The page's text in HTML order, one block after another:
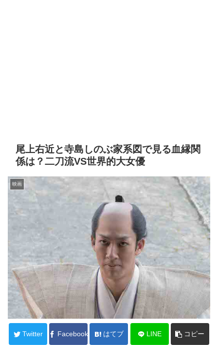
尾上右近と寺島しのぶ家系図で見る血縁関
係は？二刀流VS世界的大女優
映画
Twitter Facebook はてブ LINE コピー